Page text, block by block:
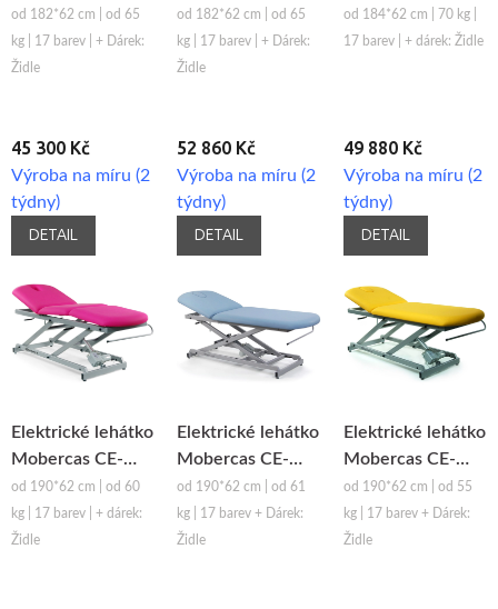
1130
od 182*62 cm | od 65
kg | 17 barev | + Dárek:
Židle
45 300 Kč
Výroba na míru (2
týdny)
DETAIL
1230
od 182*62 cm | od 65
kg | 17 barev | + Dárek:
Židle
52 860 Kč
Výroba na míru (2
týdny)
DETAIL
2130-BR
od 184*62 cm | 70 kg |
17 barev | + dárek: Židle
49 880 Kč
Výroba na míru (2
týdny)
DETAIL
Elektrické lehátko
Mobercas CE-
2137-PC
od 190*62 cm | od 60
kg | 17 barev | + dárek:
Židle
Elektrické lehátko
Mobercas CE-
0127
od 190*62 cm | od 61
kg | 17 barev + Dárek:
Židle
Elektrické lehátko
Mobercas CE-
2127
od 190*62 cm | od 55
kg | 17 barev + Dárek:
Židle